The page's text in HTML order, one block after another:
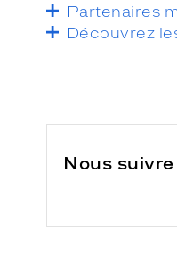
Partenaires
Découvrez
Nous suivre